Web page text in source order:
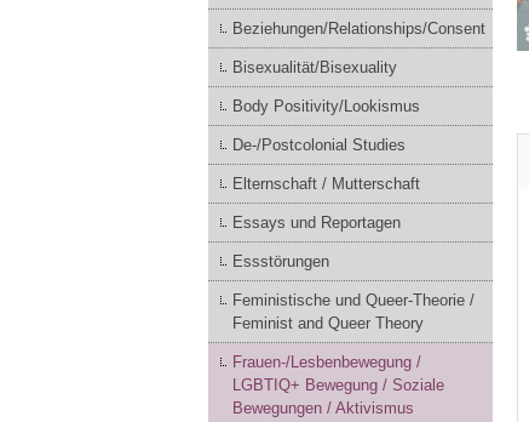
Beziehungen/Relationships/Consent
Bisexualität/Bisexuality
Body Positivity/Lookismus
De-/Postcolonial Studies
Elternschaft / Mutterschaft
Essays und Reportagen
Essstörungen
Feministische und Queer-Theorie /
Feminist and Queer Theory
Frauen-/Lesbenbewegung /
LGBTIQ+ Bewegung / Soziale
Bewegungen / Aktivismus